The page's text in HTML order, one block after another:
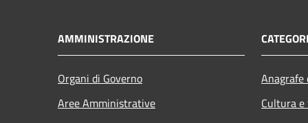
AMMINISTRAZIONE
Organi di Governo
Aree Amministrative
Cultura